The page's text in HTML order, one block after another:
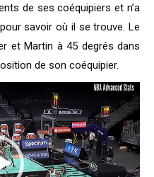
de ses coéquipiers et n’a
savoir où il se trouve. Le
et Martin à 45 degrés dans
de son coéquipier.